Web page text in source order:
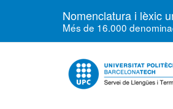
Nomenclatura i lèxic
Més de 16.000